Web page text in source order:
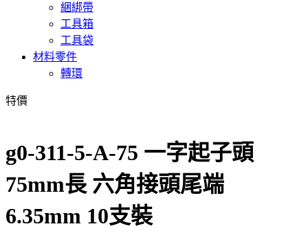
綑綁帶
工具箱
工具袋
材料零件
轉環
特價
g0-311-5-A-75 一字起子頭
75mm長 六角接頭尾端
6.35mm 10支裝